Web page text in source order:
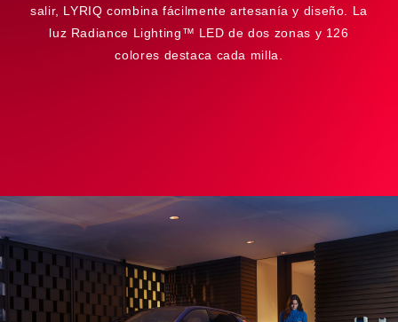
salir, LYRIQ combina fácilmente artesanía y diseño. La
luz Radiance Lighting™ LED de dos zonas y 126
colores destaca cada milla.